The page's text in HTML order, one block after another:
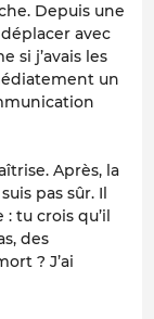
Depuis une
avec
si j’avais les
un
Après, la
pas sûr. Il
tu crois qu’il
des
? J’ai